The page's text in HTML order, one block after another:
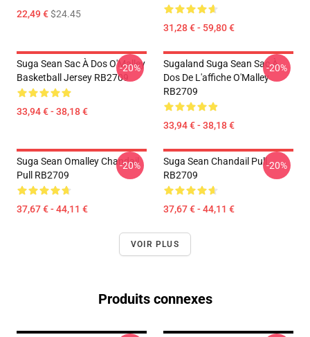
22,49 €$24.45
31,28 € - 59,80 €
Suga Sean Sac À Dos O'Malley
Basketball Jersey RB2709
33,94 € - 38,18 €
-20%
Sugaland Suga Sean Sac À
Dos De L'affiche O'Malley
RB2709
33,94 € - 38,18 €
-20%
Suga Sean Omalley Chandail
Pull RB2709
37,67 € - 44,11 €
-20%
Suga Sean Chandail Pull
RB2709
37,67 € - 44,11 €
-20%
VOIR PLUS
Produits connexes